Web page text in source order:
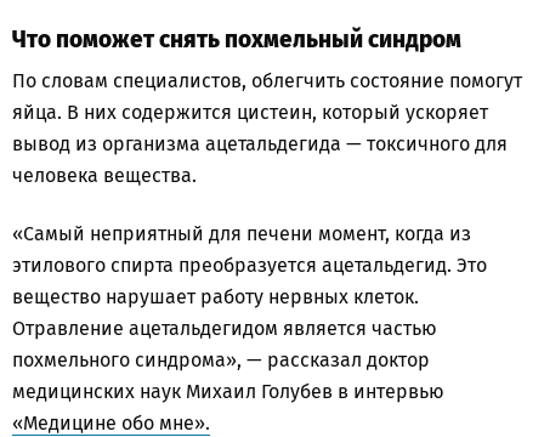
Что поможет снять похмельный синдром
По словам специалистов, облегчить состояние помогут
яйца. В них содержится цистеин, который ускоряет
вывод из организма ацетальдегида — токсичного для
человека вещества.
«Самый неприятный для печени момент, когда из
этилового спирта преобразуется ацетальдегид. Это
вещество нарушает работу нервных клеток.
Отравление ацетальдегидом является частью
похмельного синдрома», — рассказал доктор
медицинских наук Михаил Голубев в интервью
«Медицине обо мне».